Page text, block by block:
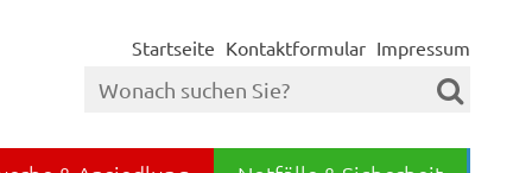
Startseite Kontaktformular Impressum